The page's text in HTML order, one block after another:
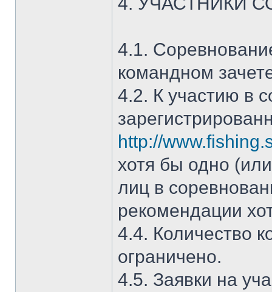
4.1.
командном
4.2. К участию в
http://
хотя бы одно
лиц в
рекомендации
4.4. Количество
ограничено.
4.5. Заявки на